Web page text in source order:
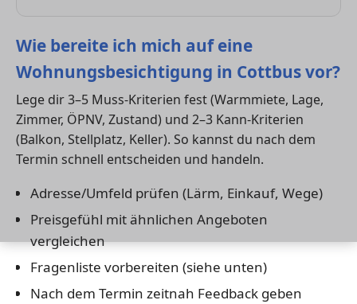
Wie bereite ich mich auf eine
Wohnungsbesichtigung in Cottbus vor?
Lege dir 3–5 Muss-Kriterien fest (Warmmiete, Lage,
Zimmer, ÖPNV, Zustand) und 2–3 Kann-Kriterien
(Balkon, Stellplatz, Keller). So kannst du nach dem
Termin schnell entscheiden und handeln.
Adresse/Umfeld prüfen (Lärm, Einkauf, Wege)
Preisgefühl mit ähnlichen Angeboten
vergleichen
Fragenliste vorbereiten (siehe unten)
Nach dem Termin zeitnah Feedback geben